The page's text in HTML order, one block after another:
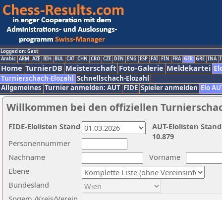
Logged on: Gast
Arabic ARM AZE BIH BUL CAT CHN CRO CZE DEN ENG ESP FAI FIN FRA GER GRE INA
Home TurnierDB Meisterschaft Foto-Galerie Meldekartei
Turnierschach-Elozahl Schnellschach-Elozahl
Allgemeines Turnier anmelden: AUT FIDE Spieler anmelden Elo
Willkommen bei den offiziellen
Nachname
Vorname
Ebene
Personennummer
Bundesland
AUT-Elolisten
10.879
FIDE-Elolisten Stand